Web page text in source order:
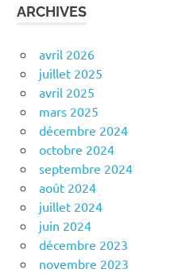
ARCHIVES
avril 2026
juillet 2025
avril 2025
mars 2025
décembre 2024
octobre 2024
septembre 2024
août 2024
juillet 2024
juin 2024
décembre 2023
novembre 2023